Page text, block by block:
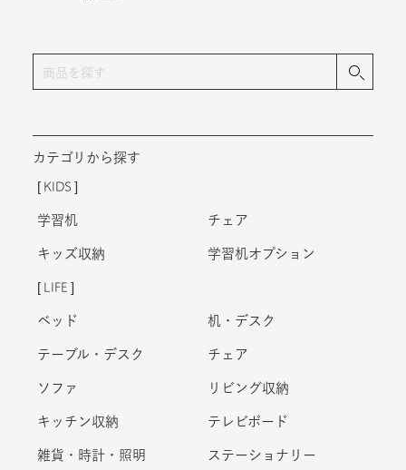
カテゴリから探す
KIDS
学習机 チェア
キッズ収納 学習机オプション
LIFE
ベッド 机・デスク
テーブル・デスク チェア
ソファ リビング収納
キッチン収納 テレビボード
雑貨・時計・照明 ステーショナリー